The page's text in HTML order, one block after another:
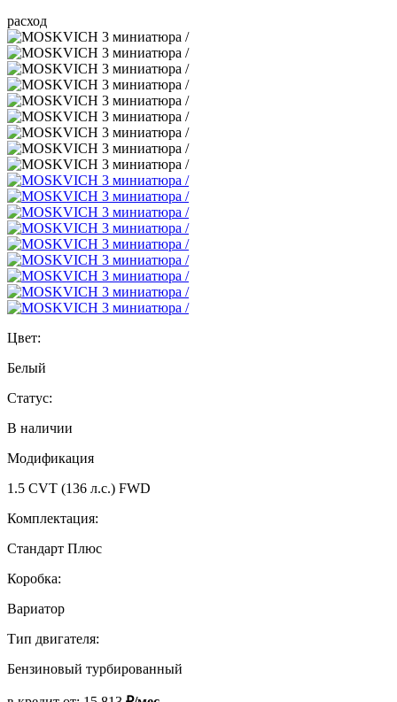
расход
Цвет:
Белый
Статус:
В наличии
Модификация
1.5 CVT (136 л.с.) FWD
Комплектация:
Стандарт Плюс
Коробка:
Вариатор
Тип двигателя:
Бензиновый турбированный